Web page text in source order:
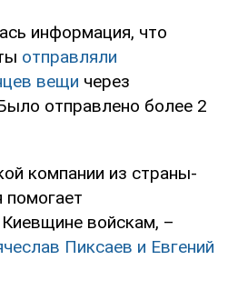
информация, что
отправляли
вещи через
отправлено более 2
компании из страны-
помогает
войскам, –
Пиксаев и Евгений